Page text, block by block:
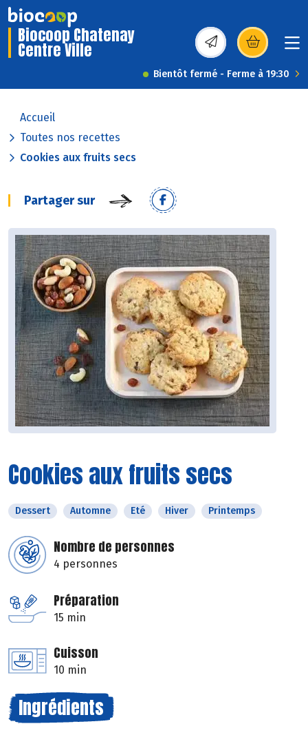
Biocoop Chatenay
Centre Ville (s’ouvre dans une
Bientôt fermé - Ferme à 19:30
Accueil
Toutes nos recettes
Cookies aux fruits secs
Partager sur
Cookies aux fruits secs
Dessert Automne Eté Hiver Printemps
Nombre de personnes
4 personnes
Préparation
15 min
Cuisson
10 min
Ingrédients